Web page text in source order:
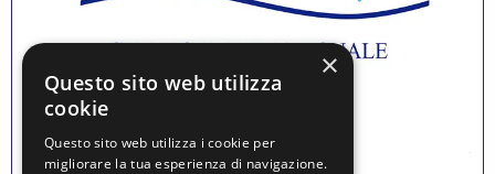
×
Questo sito web utilizza
cookie
Questo sito web utilizza i cookie per
migliorare la tua esperienza di navigazione.